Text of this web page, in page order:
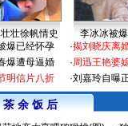
壮徐帆情史 李冰冰被
爆已经怀孕
爆遭母逼婚
明信片八折
·揭刘晓庆离
·周迅王艳婆
·刘嘉玲自曝
茶 余 饭 后